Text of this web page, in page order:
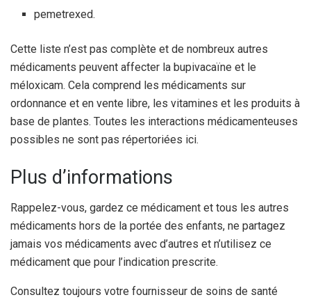
pemetrexed.
Cette liste n’est pas complète et de nombreux autres
médicaments peuvent affecter la bupivacaïne et le
méloxicam. Cela comprend les médicaments sur
ordonnance et en vente libre, les vitamines et les produits à
base de plantes. Toutes les interactions médicamenteuses
possibles ne sont pas répertoriées ici.
Plus d’informations
Rappelez-vous, gardez ce médicament et tous les autres
médicaments hors de la portée des enfants, ne partagez
jamais vos médicaments avec d’autres et n’utilisez ce
médicament que pour l’indication prescrite.
Consultez toujours votre fournisseur de soins de santé